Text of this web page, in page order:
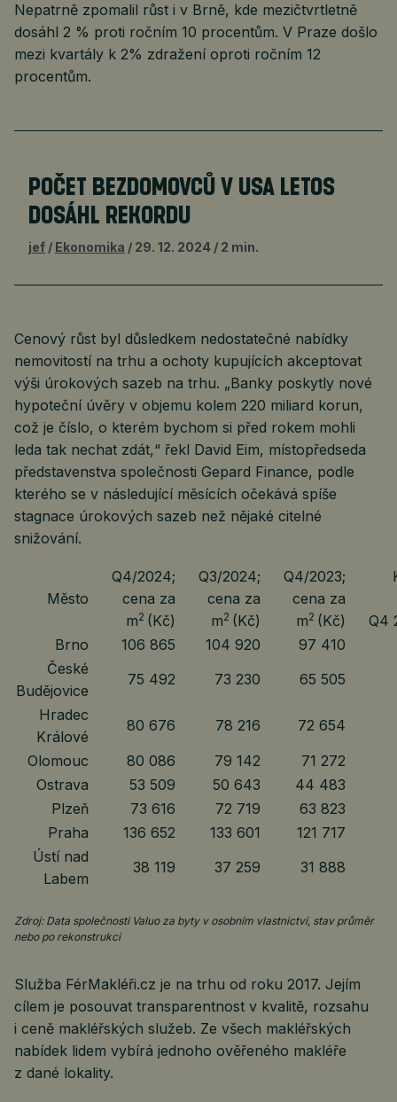
Nepatrně zpomalil růst i v Brně, kde mezičtvrtletně
dosáhl 2 % proti ročním 10 procentům. V Praze došlo
mezi kvartály k 2% zdražení oproti ročním 12
procentům.
POČET BEZDOMOVCŮ V USA LETOS
DOSÁHL REKORDU
jef Ekonomika 29. 12. 2024 2 min.
Cenový růst byl důsledkem nedostatečné nabídky
nemovitostí na trhu a ochoty kupujících akceptovat
výši úrokových sazeb na trhu. „Banky poskytly nové
hypoteční úvěry v objemu kolem 220 miliard korun,
což je číslo, o kterém bychom si před rokem mohli
leda tak nechat zdát,“ řekl David Eim, místopředseda
představenstva společnosti Gepard Finance, podle
kterého se v následující měsících očekává spíše
stagnace úrokových sazeb než nějaké citelné
snižování.
Město
Q4/2024;
cena za
m2 (Kč)
Q3/2024;
cena za
m2 (Kč)
Q4/2023;
cena za
m2 (Kč)
Q4
Brno
106 865 104 920
97 410
České
Budějovice
75 492 73 230
65 505
Hradec
Králové
80 676 78 216
72 654
Olomouc
80 086 79 142
71 272
Ostrava
53 509 50 643
44 483
Plzeň
73 616 72 719
63 823
Praha
136 652 133 601
121 717
Ústí nad
Labem
38 119 37 259 31 888
Zdroj: Data společnosti Valuo za byty v osobním vlastnictví, stav průměr
nebo po rekonstrukci
Služba FérMakléři.cz je na trhu od roku 2017. Jejím
cílem je posouvat transparentnost v kvalitě, rozsahu
i ceně makléřských služeb. Ze všech makléřských
nabídek lidem vybírá jednoho ověřeného makléře
z dané lokality.